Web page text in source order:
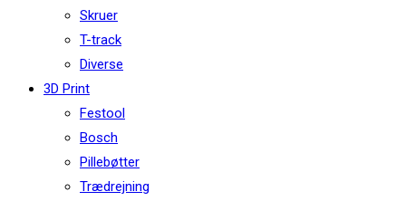
Skruer
T-track
Diverse
3D Print
Festool
Bosch
Pillebøtter
Trædrejning